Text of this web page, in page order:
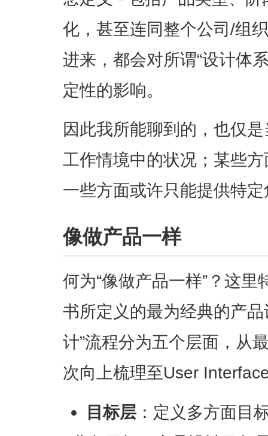
化，甚至连同整个公司/组
进来，都会对所谓“设计体
定性的影响。
因此我所能聊到的，也仅
工作情境中的状况；某些
一些方面或许只能提供特
像做产品一样
何为“像做产品一样”？这
书所定义的最为经典的产
计”流程分为五个层面，从
次向上梳理至User
目标层：定义多方面目